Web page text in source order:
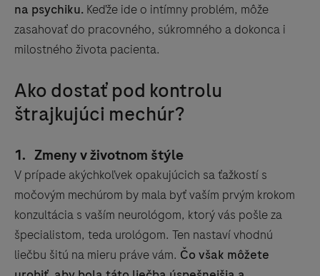
na psychiku. Keďže ide o intímny problém, môže
zasahovať do pracovného, súkromného a dokonca i
milostného života pacienta.
Ako dostať pod kontrolu
štrajkujúci mechúr?
1. Zmeny v životnom štýle
V prípade akýchkoľvek opakujúcich sa ťažkostí s
močovým mechúrom by mala byť vaším prvým krokom
konzultácia s vaším neurológom, ktorý vás pošle za
špecialistom, teda urológom. Ten nastaví vhodnú
liečbu šitú na mieru práve vám. Čo však môžete